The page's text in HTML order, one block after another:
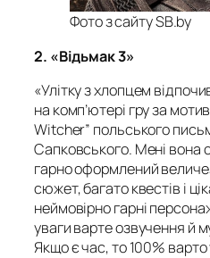
Фото з сайту SB.by
2. «Відьмак 3»
«Улітку з хлопцем
на комп’ютері гру за
Witcher” польського
Сапковського. Мені вона
гарно оформлений
сюжет, багато квестів і
неймовірно гарні
уваги варте озвучення й
Якщо є час, то 100% варто